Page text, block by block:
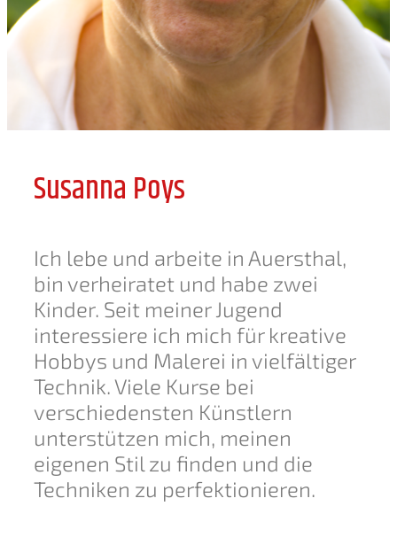
Susanna Poys
Ich lebe und arbeite in Auersthal,
bin verheiratet und habe zwei
Kinder. Seit meiner Jugend
interessiere ich mich für kreative
Hobbys und Malerei in vielfältiger
Technik. Viele Kurse bei
verschiedensten Künstlern
unterstützen mich, meinen
eigenen Stil zu finden und die
Techniken zu perfektionieren.